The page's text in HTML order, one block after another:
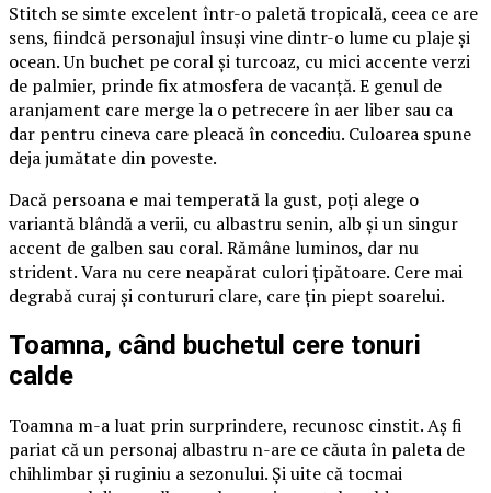
Stitch se simte excelent într-o paletă tropicală, ceea ce are
sens, fiindcă personajul însuși vine dintr-o lume cu plaje și
ocean. Un buchet pe coral și turcoaz, cu mici accente verzi
de palmier, prinde fix atmosfera de vacanță. E genul de
aranjament care merge la o petrecere în aer liber sau ca
dar pentru cineva care pleacă în concediu. Culoarea spune
deja jumătate din poveste.
Dacă persoana e mai temperată la gust, poți alege o
variantă blândă a verii, cu albastru senin, alb și un singur
accent de galben sau coral. Rămâne luminos, dar nu
strident. Vara nu cere neapărat culori țipătoare. Cere mai
degrabă curaj și contururi clare, care țin piept soarelui.
Toamna, când buchetul cere tonuri
calde
Toamna m-a luat prin surprindere, recunosc cinstit. Aș fi
pariat că un personaj albastru n-are ce căuta în paleta de
chihlimbar și ruginiu a sezonului. Și uite că tocmai